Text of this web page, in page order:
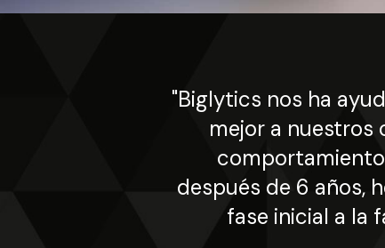
"Biglytics nos ha
mejor a nuestros
después de 6 años,
fase inicial a la